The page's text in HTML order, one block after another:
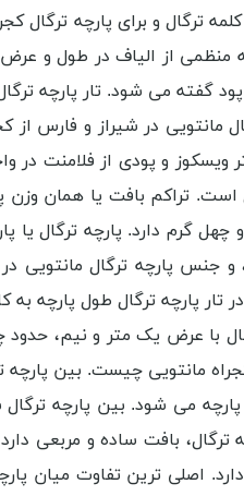
کلمه ترگال و برای پارچه
منظمی از الیاف در طول و
گفته می شود. تار پارچه
مانتویی در شیراز و فارس از
ویسکوز و پودی از فلامنت
تراکم بافت یا همان
گرم دارد. پارچه ترگال یا
و جنس پارچه ترگال
تار پارچه ترگال طول
با عرض یک متر و نیم، حدود
مانتویی چیست. بین پارچه
می شود. بین پارچه
بافت ساده و مربعی
اصلی ترین تفاوت میان